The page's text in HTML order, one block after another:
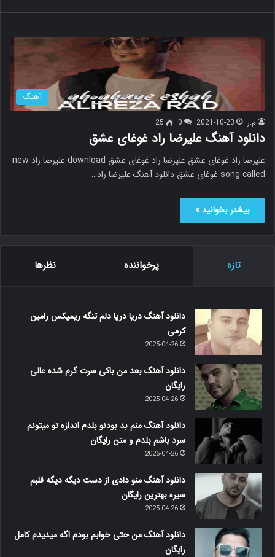
آهنگ
م.ر 2021-10-23
0
25
دانلود آهنگ علیرضا راد غوغای عشق
علیرضا راد غوغای عشق علیرضا راد غوغای عشق download علیرضا راد new
song called غوغای عشق دانلود آهنگ علیرضا راد…
بیشتر بخوانید »
تازه پرخواننده نظرها
دانلود آهنگ دریا دریا دلم تنگه ریمیکس رامین
کرمی
2025-04-26
دانلود آهنگ بعد من باکی سرت گرم شده عالی
رایگان
2025-04-26
دانلود آهنگ منم بد بودنو بلدم اندازه تو میتونم
سرد باشم بلدم و متن رایگان
2025-04-26
دانلود آهنگ منو دادی از دست دیگه دیگه قلبم
سیره بهترین رایگان
2025-04-26
دانلود آهنگ من حتی خوابم بودم اگه میدیدم کامل
رایگان